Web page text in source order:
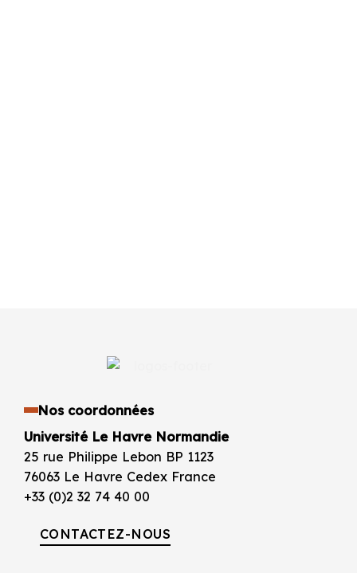
Nos coordonnées
Université Le Havre Normandie
25 rue Philippe Lebon BP 1123
76063 Le Havre Cedex France
+33 (0)2 32 74 40 00
CONTACTEZ-NOUS